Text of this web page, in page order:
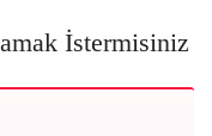
İstermisiniz